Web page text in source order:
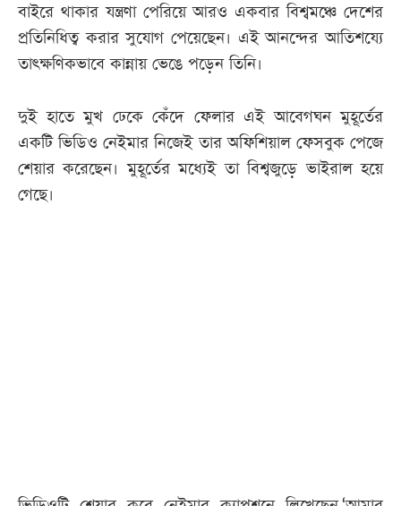
বাইরে থাকার যন্ত্রণা পেরিয়ে আরও একবার বিশ্বমঞ্চে দেশের
প্রতিনিধিত্ব করার সুযোগ পেয়েছেন। এই আনন্দের আতিশয্যে
তাৎক্ষণিকভাবে কান্নায় ভেঙে পড়েন তিনি।
দুই হাতে মুখ ঢেকে কেঁদে ফেলার এই আবেগঘন মুহূর্তের
একটি ভিডিও নেইমার নিজেই তার অফিশিয়াল ফেসবুক পেজে
শেয়ার করেছেন। মুহূর্তের মধ্যেই তা বিশ্বজুড়ে ভাইরাল হয়ে
গেছে।